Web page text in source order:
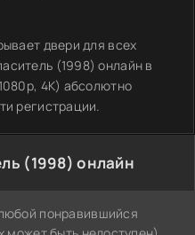
двери для всех
(1998) онлайн в
4K) абсолютно
регистрации.
(1998) онлайн
понравившийся